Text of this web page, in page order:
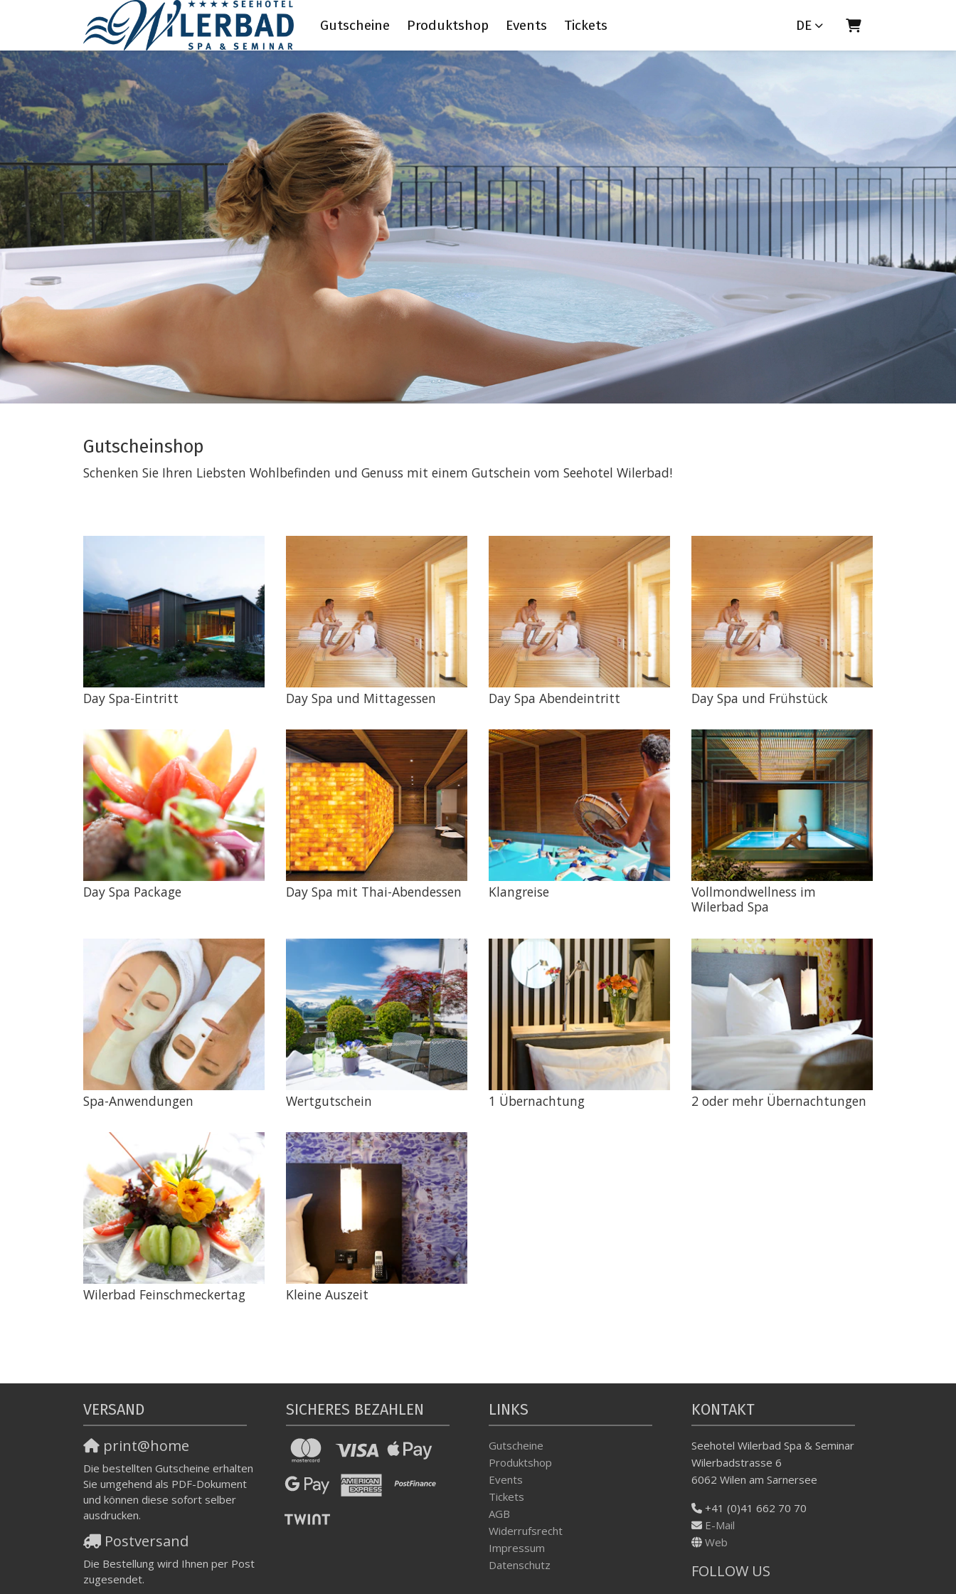
Gutscheine Produktshop Events Tickets DE
Warenkorb
Gutscheinshop
Schenken Sie Ihren Liebsten Wohlbefinden und Genuss mit einem Gutschein vom Seehotel Wilerbad!
Day Spa-Eintritt Day Spa und Mittagessen Day Spa Abendeintritt Day Spa und Frühstück
Day Spa Package Day Spa mit Thai-Abendessen Klangreise
Vollmondwellness im
Wilerbad Spa
Spa-Anwendungen Wertgutschein 1 Übernachtung 2 oder mehr Übernachtungen
Wilerbad Feinschmeckertag Kleine Auszeit
VERSAND
print@home
Die bestellten Gutscheine erhalten
Sie umgehend als PDF-Dokument
und können diese sofort selber
ausdrucken.
Postversand
Die Bestellung wird Ihnen per Post
zugesendet.
SICHERES BEZAHLEN LINKS
Gutscheine
Produktshop
Events
Tickets
AGB
Widerrufsrecht
Impressum
Datenschutz
KONTAKT
Seehotel Wilerbad Spa & Seminar
Wilerbadstrasse 6
6062 Wilen am Sarnersee
+41 (0)41 662 70 70
E-Mail
Web
FOLLOW US